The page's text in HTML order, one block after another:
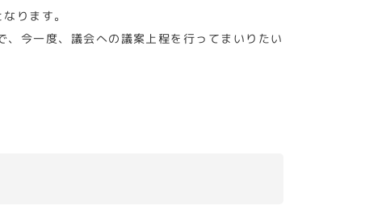
ります。
今一度、議会への議案上程を行ってまいりたい